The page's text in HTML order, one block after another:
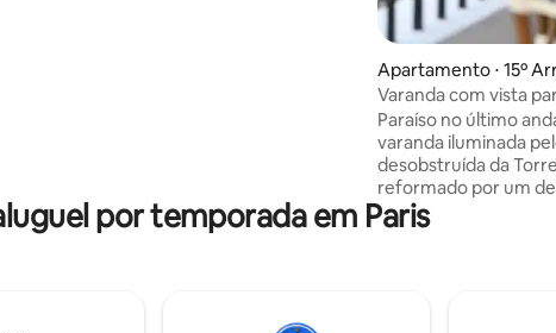
Apartamento ⋅ 15º
ment
Varanda com vista
apartamento
condicionado
Paraíso no último
varanda iluminada
desobstruída da
reformado por um
chuveiro italiano,
confortável e sofá-
por temporada em Paris